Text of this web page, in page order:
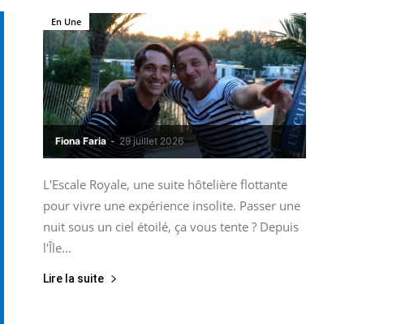
Fiona Faria - 29 juillet 2026
En Une
L'Escale Royale, une suite hôtelière flottante
pour vivre une expérience insolite. Passer une
nuit sous un ciel étoilé, ça vous tente ? Depuis
l'Île...
Lire la suite